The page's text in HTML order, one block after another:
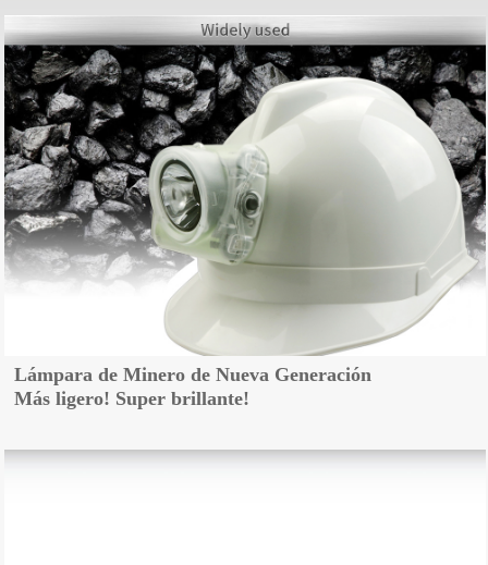
Lámpara de Minero de Nueva Generación
Más ligero! Super brillante!